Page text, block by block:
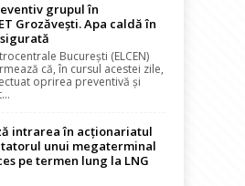
grupul în
Grozăvești. Apa caldă în
București (ELCEN)
că, în cursul acestei zile,
oprirea preventivă și
intrarea în acționariatul
unui megaterminal
pe termen lung la LNG